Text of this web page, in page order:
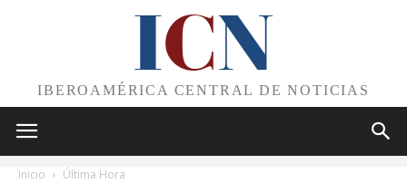
ICN
IBEROAMÉRICA CENTRAL DE NOTICIAS
Inicio Última Hora